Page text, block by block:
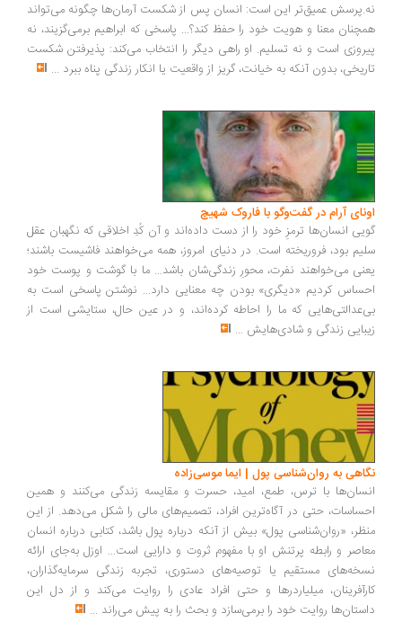
عمیق‌تر این است: انسان پس از شکست آرمان‌ها چگونه می‌تواند
معنا و هویت خود را حفظ کند؟... پاسخی که ابراهیم برمی‌گزیند، نه
است و نه تسلیم. او راهی دیگر را انتخاب می‌کند: پذیرفتن شکست
بدون آنکه به خیانت، گریز از واقعیت یا انکار زندگی پناه ببرد...
آرام در گفت‌وگو با فاروک شهیچ‭
انسان‌ها ترمزِ خود را از دست داده‌اند و آن کُدِ اخلاقی که نگهبان عقل
بود، فروریخته است. در دنیای امروز، همه می‌خواهند فاشیست باشند؛
می‌خواهند نفرت، محورِ زندگی‌شان باشد... ما با گوشت و پوست خود
کردیم «دیگری» بودن چه معنایی دارد... نوشتن پاسخی است به
که ما را احاطه کرده‌اند، و در عین حال، ستایشی است از
زندگی و شادی‌هایش...
به روان‌شناسی پول | ایما موسی‌زاده
با ترس، طمع، امید، حسرت و مقایسه زندگی می‌کنند و همین
حتی در آگاه‌ترین افراد، تصمیم‌های مالی را شکل می‌دهد. از این
«روان‌شناسی پول» بیش از آنکه درباره پول باشد، کتابی درباره انسان
و رابطه پرتنش او با مفهوم ثروت و دارایی است... اوزل به‌جای ارائه
مستقیم یا توصیه‌های دستوری، تجربه زندگی سرمایه‌گذاران،
میلیاردرها و حتی افراد عادی را روایت می‌کند و از دل این
روایت خود را برمی‌سازد و بحث را به پیش می‌راند ...